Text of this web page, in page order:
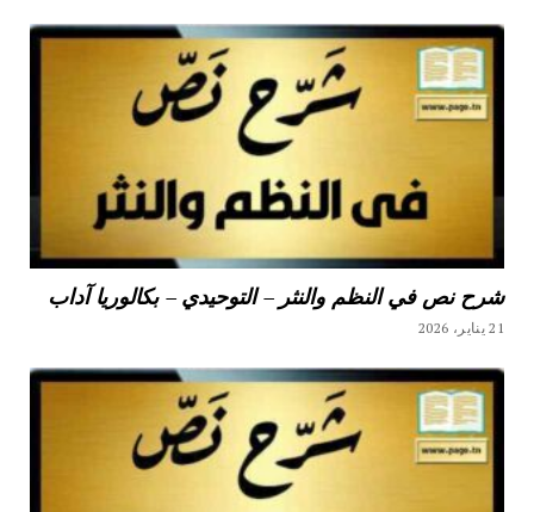
شرح نص في النظم والنثر – التوحيدي – بكالوريا آداب
21 يناير، 2026